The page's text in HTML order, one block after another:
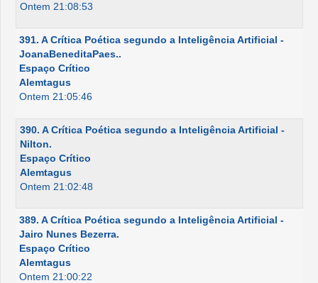
Ontem 21:08:53
391. A Crítica Poética segundo a Inteligência Artificial -
JoanaBeneditaPaes..
Espaço Crítico
Alemtagus
Ontem 21:05:46
390. A Crítica Poética segundo a Inteligência Artificial -
Nilton.
Espaço Crítico
Alemtagus
Ontem 21:02:48
389. A Crítica Poética segundo a Inteligência Artificial -
Jairo Nunes Bezerra.
Espaço Crítico
Alemtagus
Ontem 21:00:22